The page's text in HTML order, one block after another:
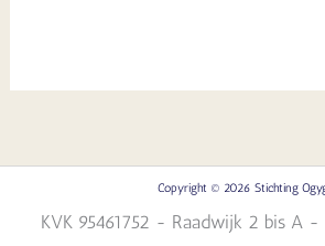
Copyright © 2026 Stichting
KVK 95461752 - Raadwijk 2 bis A -